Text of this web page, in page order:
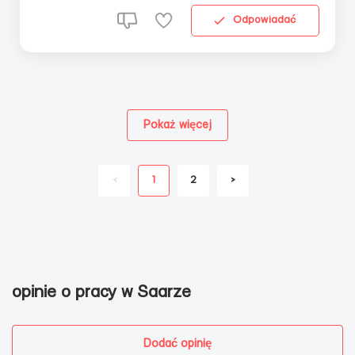
Odpowiadać
< 1 2 >
Pokaż więcej
opinie o pracy w Saarze
Dodać opinię